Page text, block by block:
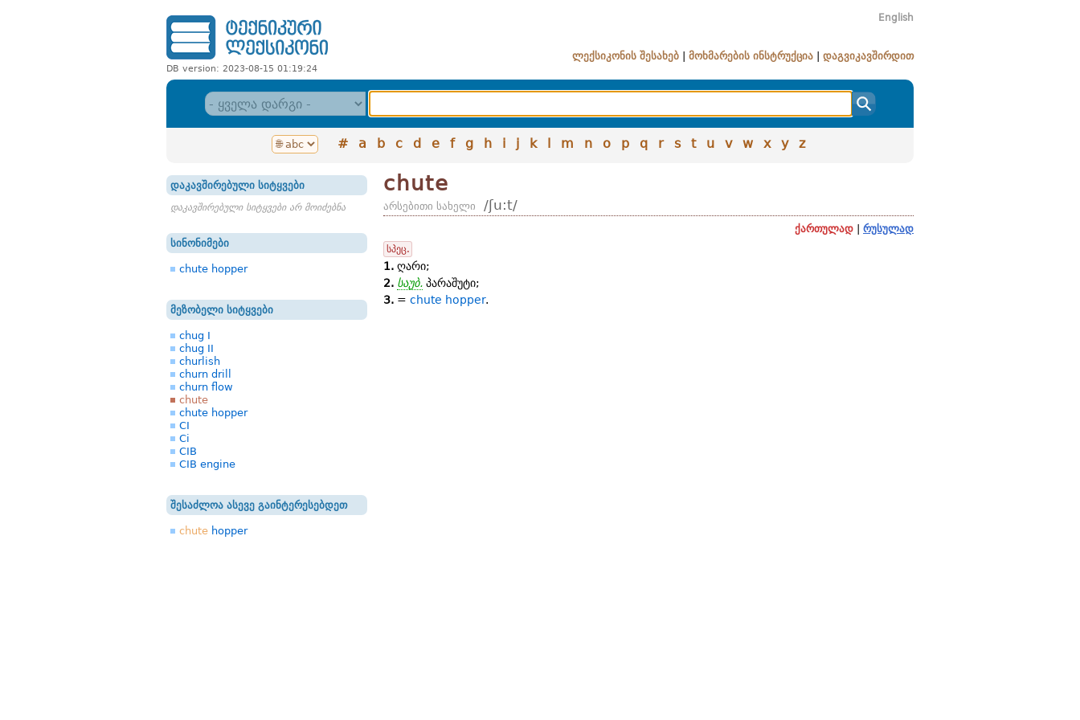
DB version: 2023-08-15 01:19:24
English
ლექსიკონის შესახებ მოხმარების ინსტრუქცია დაგვიკავშირდით
# a b c d e f g h i j k l m n o p q r s t u v w x y z
დაკავშირებული სიტყვები
დაკავშირებული სიტყვები არ მოიძებნა
სინონიმები
chute hopper
მეზობელი სიტყვები
chug I
chug II
churlish
churn drill
churn flow
chute
chute hopper
CI
Ci
CIB
CIB engine
შესაძლოა ასევე გაინტერესებდეთ
chute hopper
chute
არსებითი სახელი /ʃu:t/
ქართულად რუსულად
სპეც.
1. ღარი;
2. საუბ. პარაშუტი;
3. = chute hopper.